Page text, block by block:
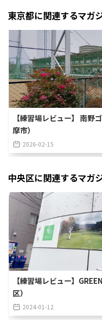
東京都に関連するマガ
【練習場レビュー】 南野
摩市）
2026-02-15
中央区に関連するマガ
【練習場レビュー】
区）
2024-01-12